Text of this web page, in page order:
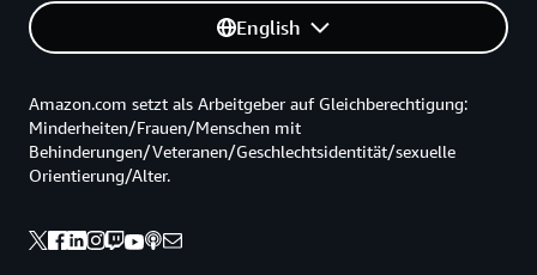
English
Amazon.com setzt als Arbeitgeber auf Gleichberechtigung:
Minderheiten/Frauen/Menschen mit
Behinderungen/Veteranen/Geschlechtsidentität/sexuelle
Orientierung/Alter.